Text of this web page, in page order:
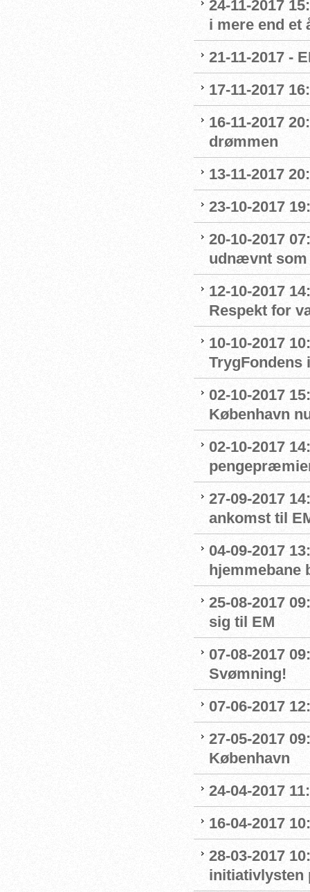
24-11-2017
i mere end et
21-11-2017 -
17-11-2017
16-11-2017
drømmen
13-11-2017
23-10-2017
20-10-2017
udnævnt som
12-10-2017
Respekt for
10-10-2017
TrygFondens
02-10-2017
København
02-10-2017
27-09-2017
ankomst til
04-09-2017
hjemmebane
25-08-2017
sig til EM
07-08-2017
Svømning!
07-06-2017
27-05-2017
København
24-04-2017
16-04-2017
28-03-2017
initiativlysten